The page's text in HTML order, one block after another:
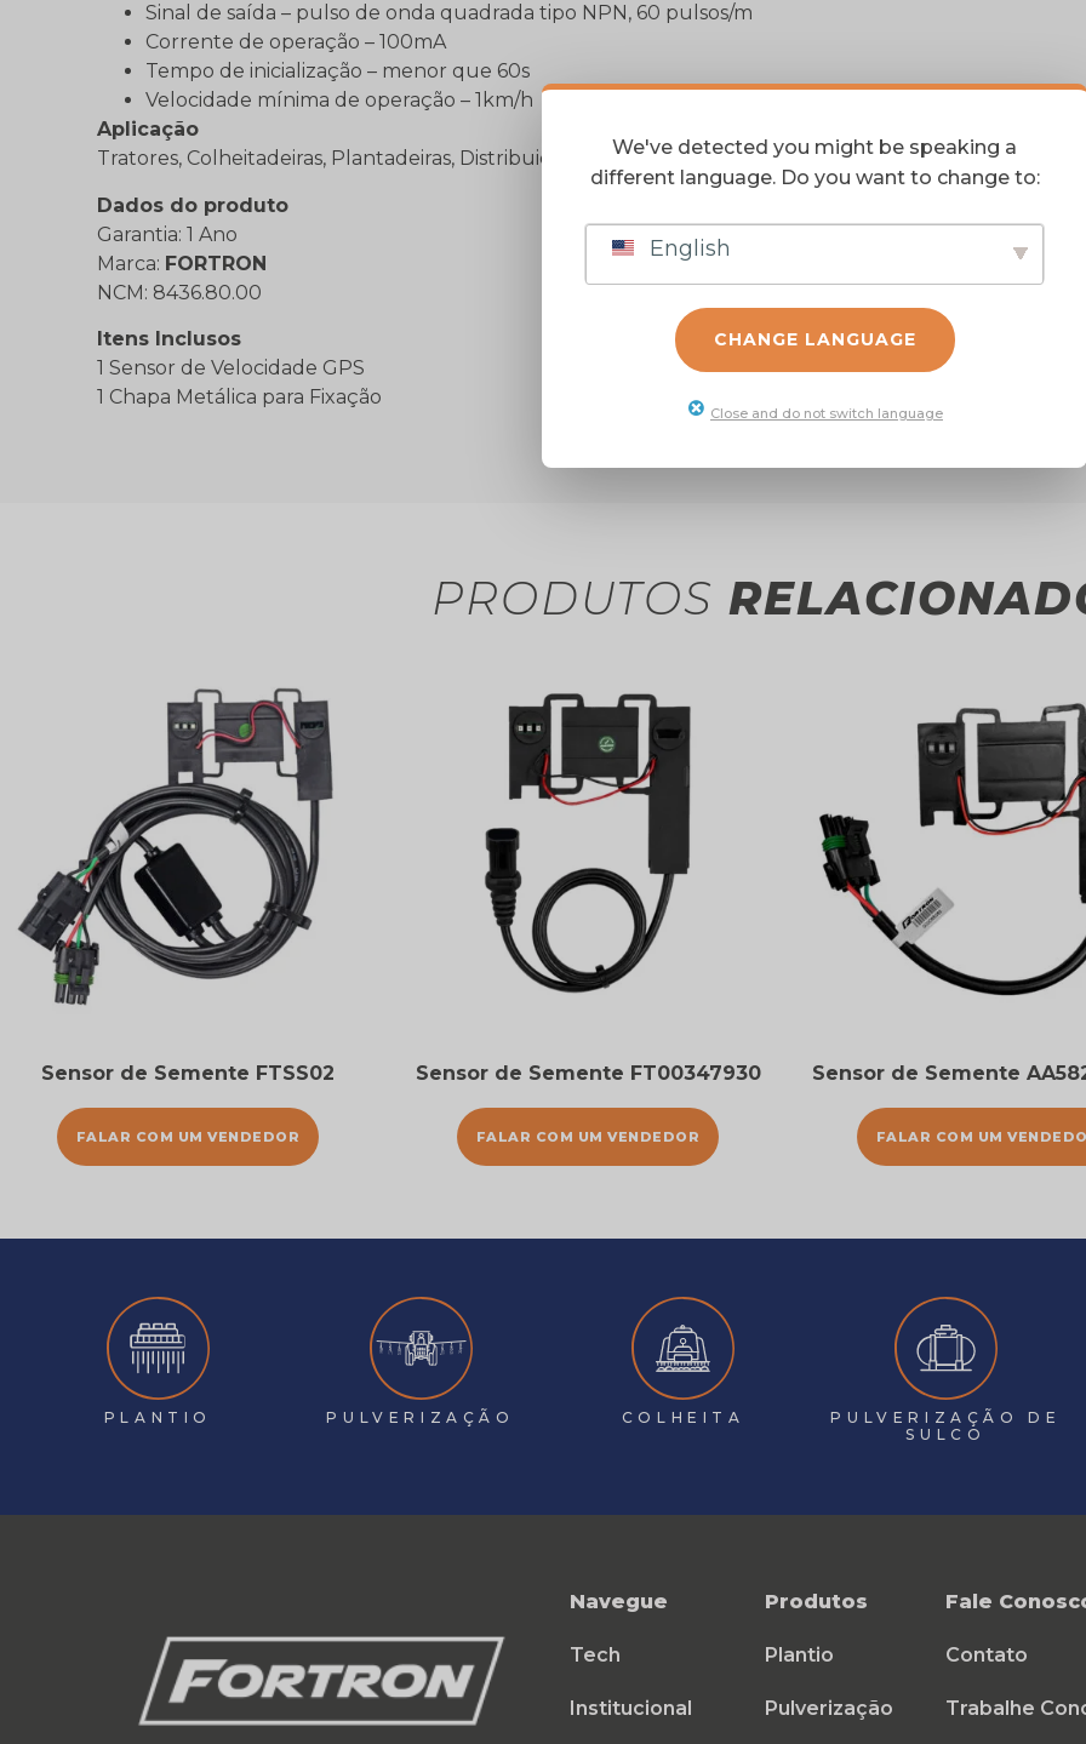
Sinal de saída – pulso de onda quadrada tipo NPN, 60 pulsos/m
Corrente de operação – 100mA
Tempo de inicialização – menor que 60s
Velocidade mínima de operação – 1km/h
Aplicação
Tratores, Colheitadeiras, Plantadeiras, Distribuidores, Autopropelidos.
Dados do produto
Garantia: 1 Ano
Marca: FORTRON
NCM: 8436.80.00
Itens Inclusos
1 Sensor de Velocidade GPS
1 Chapa Metálica para Fixação
PRODUTOS
Sensor de Semente FTSS02
FALAR COM UM VENDEDOR
Sensor de Semente FT00347930
FALAR COM UM VENDEDOR
Sensor de Semente
FALAR COM UM
PLANTIO PULVERIZAÇÃO COLHEITA
PULVERIZAÇÃO DE
SULCO
Navegue
Tech
Institucional
Produtos
Plantio
Pulverização
Fale
Contato
Trabalhe
We've detected you might be speaking a
different language. Do you want to change to:
English
CHANGE LANGUAGE
Close and do not switch language